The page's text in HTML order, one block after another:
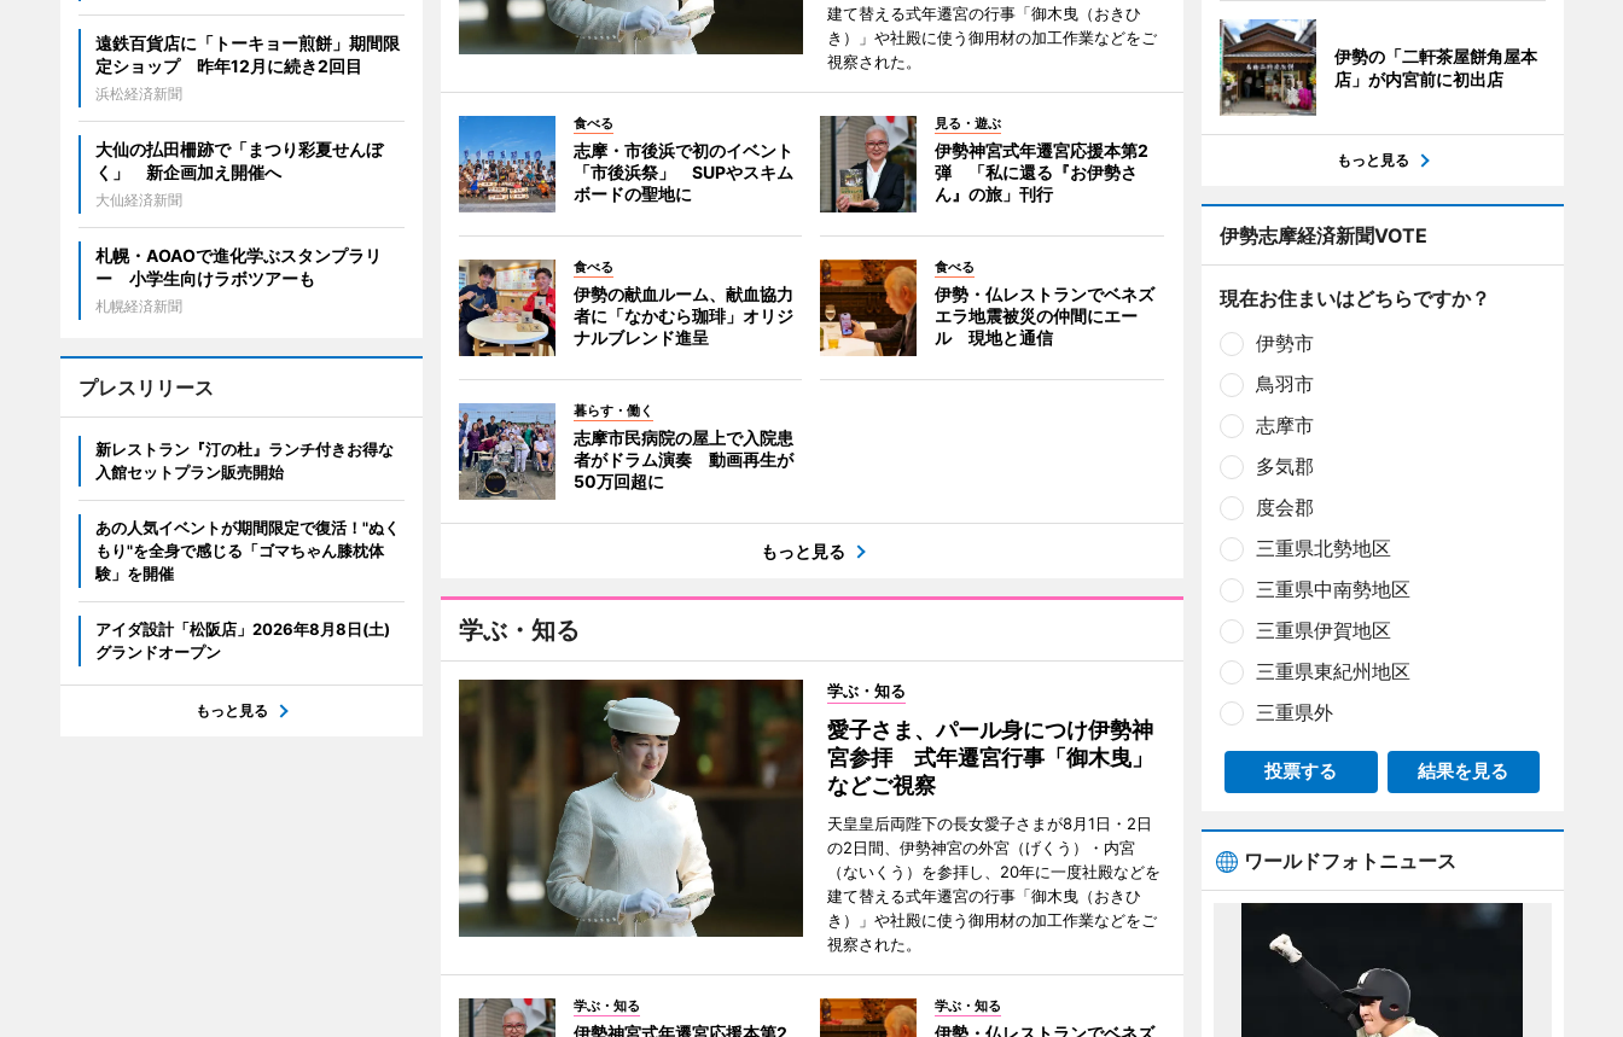
建て替える式年遷宮の行事「御木曳（おきひ
き）」や社殿に使う御用材の加工作業などをご
視察された。
食べる
志摩・市後浜で初のイベント
「市後浜祭」 SUPやスキム
ボードの聖地に
見る・遊ぶ
伊勢神宮式年遷宮応援本第2
弾 「私に還る『お伊勢さ
ん』の旅」刊行
食べる
伊勢の献血ルーム、献血協力
者に「なかむら珈琲」オリジ
ナルブレンド進呈
食べる
伊勢・仏レストランでベネズ
エラ地震被災の仲間にエー
ル 現地と通信
暮らす・働く
志摩市民病院の屋上で入院患
者がドラム演奏 動画再生が
50万回超に
もっと見る
学ぶ・知る
学ぶ・知る
愛子さま、パール身につけ伊勢神
宮参拝 式年遷宮行事「御木曳」
などご視察
天皇皇后両陛下の長女愛子さまが8月1日・2日
の2日間、伊勢神宮の外宮（げくう）・内宮
（ないくう）を参拝し、20年に一度社殿などを
建て替える式年遷宮の行事「御木曳（おきひ
き）」や社殿に使う御用材の加工作業などをご
視察された。
学ぶ・知る
伊勢神宮式年遷宮応援本第2
学ぶ・知る
伊勢・仏レストランでベネズ
遠鉄百貨店に「トーキョー煎餅」期間限
定ショップ 昨年12月に続き2回目
浜松経済新聞
大仙の払田柵跡で「まつり彩夏せんぼ
く」 新企画加え開催へ
大仙経済新聞
札幌・AOAOで進化学ぶスタンプラリ
ー 小学生向けラボツアーも
札幌経済新聞
プレスリリース
新レストラン『汀の杜』ランチ付きお得な
入館セットプラン販売開始
あの人気イベントが期間限定で復活！"ぬく
もり"を全身で感じる「ゴマちゃん膝枕体
験」を開催
アイダ設計「松阪店」2026年8月8日(土)
グランドオープン
もっと見る
伊勢の「二軒茶屋餅角屋本
店」が内宮前に初出店
もっと見る
伊勢志摩経済新聞VOTE
現在お住まいはどちらですか？
伊勢市
鳥羽市
志摩市
多気郡
度会郡
三重県北勢地区
三重県中南勢地区
三重県伊賀地区
三重県東紀州地区
三重県外
投票する 結果を見る
ワールドフォトニュース